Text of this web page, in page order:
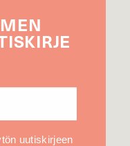
uutiskirjeen